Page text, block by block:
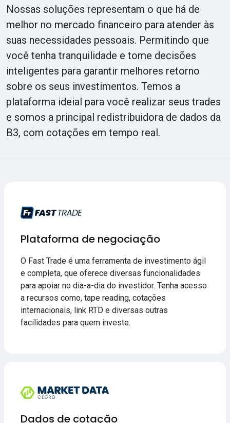
Nossas soluções representam o que há de
melhor no mercado financeiro para atender às
suas necessidades pessoais. Permitindo que
você tenha tranquilidade e tome decisões
inteligentes para garantir melhores retorno
sobre os seus investimentos. Temos a
plataforma ideial para você realizar seus trades
e somos a principal redistribuidora de dados da
B3, com cotações em tempo real.
Plataforma de negociação
O Fast Trade é uma ferramenta de investimento ágil
e completa, que oferece diversas funcionalidades
para apoiar no dia-a-dia do investidor. Tenha acesso
a recursos como, tape reading, cotações
internacionais, link RTD e diversas outras
facilidades para quem investe.
Dados de cotação